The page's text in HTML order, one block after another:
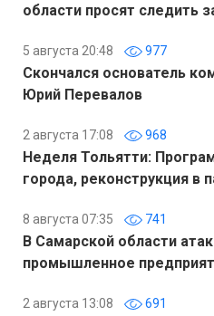
области просят следить
5 августа 20:48 977
Скончался основатель
Юрий Перевалов
2 августа 17:08 968
Неделя Тольятти:
города, реконструкция в
8 августа 07:35 741
В Самарской области
промышленное
2 августа 13:08 691